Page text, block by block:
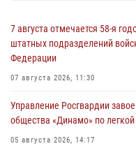
7 августа отмечается 58-я
штатных подразделений
Федерации
07 августа 2026, 11:30
Управление Росгвардии
общества «Динамо» по легкой
05 августа 2026, 14:17